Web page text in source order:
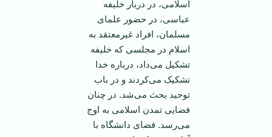
اسلامی، در دربار خلیفه
عباسی، در حضور علمای
مسلمان، افراد غیرمعتقد به
اسلام در مجلسی که خلیفه
تشکیل می‌داد، درباره خدا
تشکیک می‌کردند و در باب
توحید بحث می‌شد. در چنان
فضایی تمدن اسلامی به اوج
می‌رسد. فضای دانشگاه با